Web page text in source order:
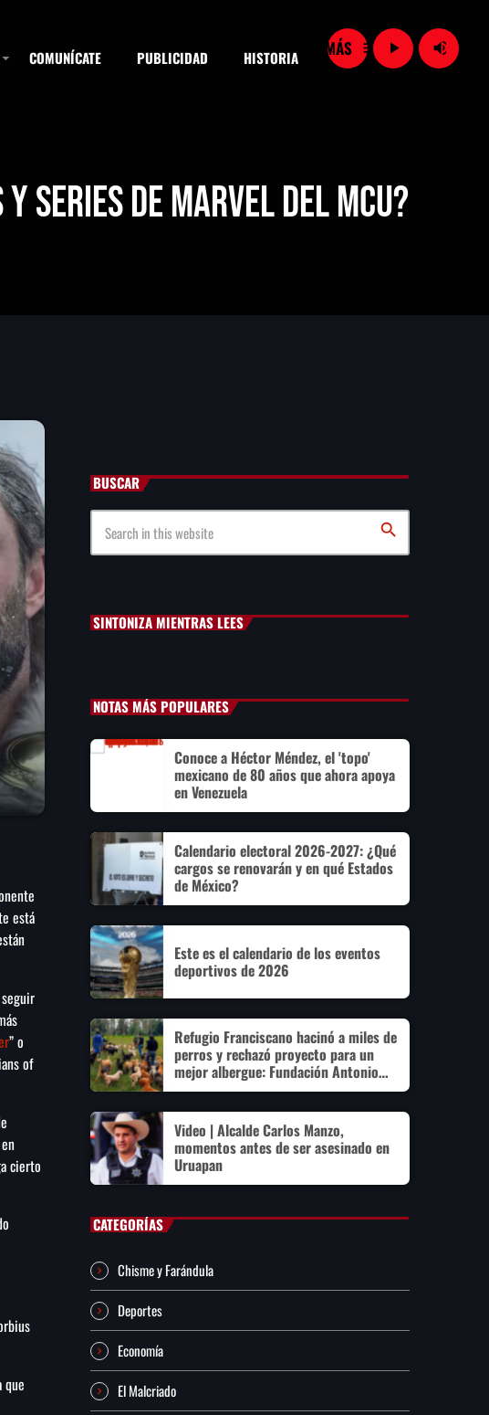
COMUNÍCATE PUBLICIDAD HISTORIA menu play_arrow volume_up
Liderazgo de la ONU: América Latina expone planes de
reforma
series de Marvel del MCU?
está
” o
of
cierto
BUSCAR
search
SINTONIZA MIENTRAS LEES
NOTAS MÁS POPULARES
Conoce a Héctor Méndez, el 'topo'
mexicano de 80 años que ahora apoya
en Venezuela
Calendario electoral 2026-2027: ¿Qué
cargos se renovarán y en qué Estados
de México?
Este es el calendario de los eventos
deportivos de 2026
Refugio Franciscano hacinó a miles de
perros y rechazó proyecto para un
mejor albergue: Fundación Antonio
Hagenbeck
Video | Alcalde Carlos Manzo,
momentos antes de ser asesinado en
Uruapan
CATEGORÍAS
Chisme y Farándula
Deportes
Economía
El Malcriado